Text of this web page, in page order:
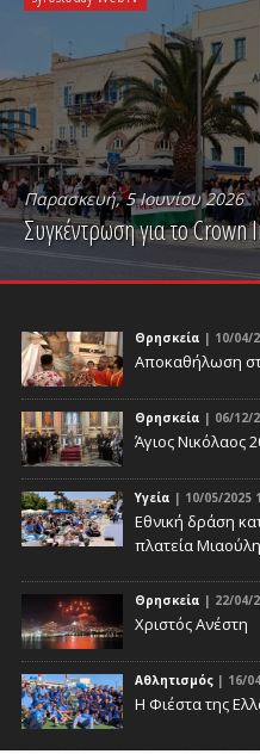
Παρασκευή, 5 Ιουνίου 2026
Συγκέντρωση για το Crown
PLAY VIDEO
Θρησκεία | 10/04/
Αποκαθήλωση
Θρησκεία | 06/12/
Άγιος Νικόλαος
Υγεία | 10/05/2025
Eθνική δράση
πλατεία
Θρησκεία | 22/04/
Χριστός Ανέστη
Αθλητισμός | 16/
Η Φιέστα της